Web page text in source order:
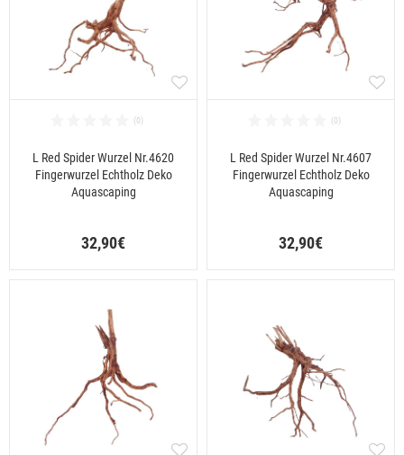
L Red Spider Wurzel Nr.4620
Fingerwurzel Echtholz Deko
Aquascaping
32,90€
L Red Spider Wurzel Nr.4607
Fingerwurzel Echtholz Deko
Aquascaping
32,90€